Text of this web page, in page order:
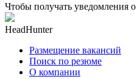
Чтобы получать уведомления
HeadHunter
Размещение вакансий
Поиск по резюме
О компании